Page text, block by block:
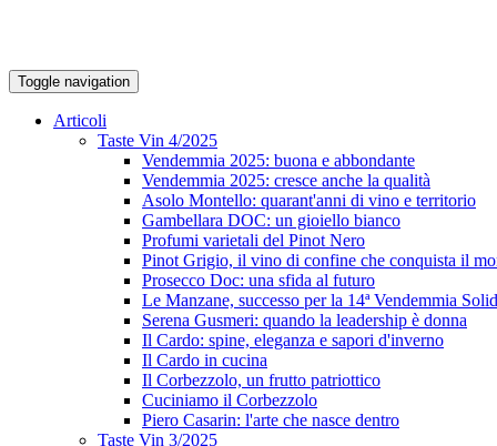
Toggle navigation
Articoli
Taste Vin 4/2025
Vendemmia 2025: buona e abbondante
Vendemmia 2025: cresce anche la qualità
Asolo Montello: quarant'anni di vino e territorio
Gambellara DOC: un gioiello bianco
Profumi varietali del Pinot Nero
Pinot Grigio, il vino di confine che conquista il
Prosecco Doc: una sfida al futuro
Le Manzane, successo per la 14ª Vendemmia
Serena Gusmeri: quando la leadership è donna
Il Cardo: spine, eleganza e sapori d'inverno
Il Cardo in cucina
Il Corbezzolo, un frutto patriottico
Cuciniamo il Corbezzolo
Piero Casarin: l'arte che nasce dentro
Taste Vin 3/2025